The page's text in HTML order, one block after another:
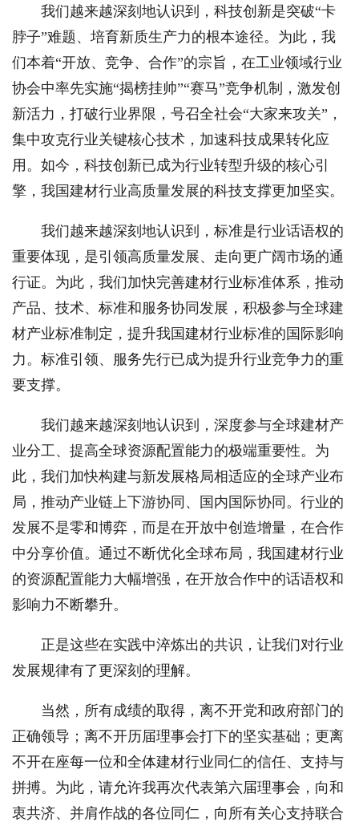
我们越来越深刻地认识到，科技创新是突破“卡
脖子”难题、培育新质生产力的根本途径。为此，我
们本着“开放、竞争、合作”的宗旨，在工业领域行业
协会中率先实施“揭榜挂帅”“赛马”竞争机制，激发创
新活力，打破行业界限，号召全社会“大家来攻关”，
集中攻克行业关键核心技术，加速科技成果转化应
用。如今，科技创新已成为行业转型升级的核心引
擎，我国建材行业高质量发展的科技支撑更加坚实。
我们越来越深刻地认识到，标准是行业话语权的
重要体现，是引领高质量发展、走向更广阔市场的通
行证。为此，我们加快完善建材行业标准体系，推动
产品、技术、标准和服务协同发展，积极参与全球建
材产业标准制定，提升我国建材行业标准的国际影响
力。标准引领、服务先行已成为提升行业竞争力的重
要支撑。
我们越来越深刻地认识到，深度参与全球建材产
业分工、提高全球资源配置能力的极端重要性。为
此，我们加快构建与新发展格局相适应的全球产业布
局，推动产业链上下游协同、国内国际协同。行业的
发展不是零和博弈，而是在开放中创造增量，在合作
中分享价值。通过不断优化全球布局，我国建材行业
的资源配置能力大幅增强，在开放合作中的话语权和
影响力不断攀升。
正是这些在实践中淬炼出的共识，让我们对行业
发展规律有了更深刻的理解。
当然，所有成绩的取得，离不开党和政府部门的
正确领导；离不开历届理事会打下的坚实基础；更离
不开在座每一位和全体建材行业同仁的信任、支持与
拼搏。为此，请允许我再次代表第六届理事会，向和
衷共济、并肩作战的各位同仁，向所有关心支持联合